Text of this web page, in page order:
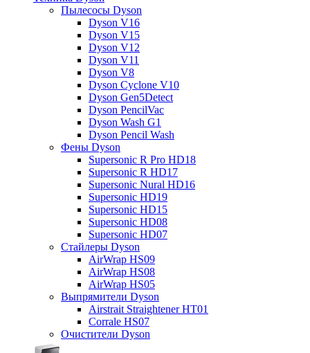
Пылесосы Dyson
Dyson V16
Dyson V15
Dyson V12
Dyson V11
Dyson V8
Dyson Cyclone V10
Dyson Gen5Detect
Dyson PencilVac
Dyson Wash G1
Dyson Pencil Wash
Фены Dyson
Supersonic R Pro HD18
Supersonic R HD17
Supersonic Nural HD16
Supersonic HD19
Supersonic HD15
Supersonic HD08
Supersonic HD07
Стайлеры Dyson
AirWrap HS09
AirWrap HS08
AirWrap HS05
Выпрямители Dyson
Airstrait Straightener HT01
Corrale HS07
Очистители Dyson